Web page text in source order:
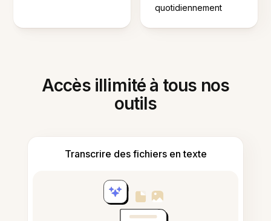
quotidiennement
Accès illimité à tous nos
outils
Transcrire des fichiers en texte